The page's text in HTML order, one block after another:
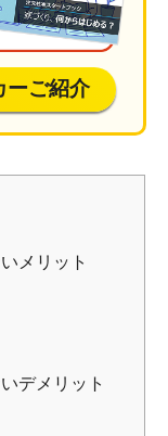
ーご紹介
メリット
デメリット